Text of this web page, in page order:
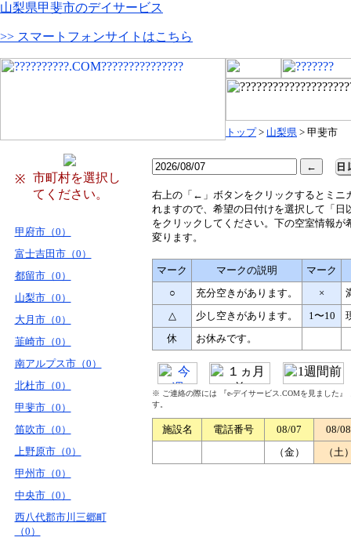
山梨県甲斐市のデイサービス
>> スマートフォンサイトはこちら
トップ> 山梨県 > 甲斐市
※
市町村を選択し
てください。
甲府市（0）
富士吉田市（0）
都留市（0）
山梨市（0）
大月市（0）
韮崎市（0）
南アルプス市（0）
北杜市（0）
甲斐市（0）
笛吹市（0）
上野原市（0）
甲州市（0）
中央市（0）
西八代郡市川三郷町
（0）
右上の「←」ボタンをクリックするとミニ
れますので、希望の日付けを選択して「日
をクリックしてください。下の空室情報が
変ります。
マーク マークの説明
マーク
○
充分空きがあります。 ×
△
少し空きがあります。 1〜10
休
お休みです。
※ ご連絡の際には 『e-デイサービス.COMを見ました
す。
施設名 電話番号 08/07
08/08
（金）
（土